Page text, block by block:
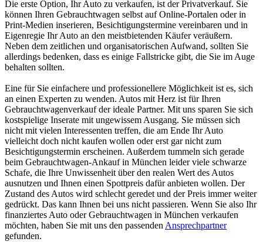
Die erste Option, Ihr Auto zu verkaufen, ist der Privatverkauf. Sie
können Ihren Gebrauchtwagen selbst auf Online-Portalen oder in
Print-Medien inserieren, Besichtigungstermine vereinbaren und in
Eigenregie Ihr Auto an den meistbietenden Käufer veräußern.
Neben dem zeitlichen und organisatorischen Aufwand, sollten Sie
allerdings bedenken, dass es einige Fallstricke gibt, die Sie im Auge
behalten sollten.
Eine für Sie einfachere und professionellere Möglichkeit ist es, sich
an einen Experten zu wenden. Autos mit Herz ist für Ihren
Gebrauchtwagenverkauf der ideale Partner. Mit uns sparen Sie sich
kostspielige Inserate mit ungewissem Ausgang. Sie müssen sich
nicht mit vielen Interessenten treffen, die am Ende Ihr Auto
vielleicht doch nicht kaufen wollen oder erst gar nicht zum
Besichtigungstermin erscheinen. Außerdem tummeln sich gerade
beim Gebrauchtwagen-Ankauf in München leider viele schwarze
Schafe, die Ihre Unwissenheit über den realen Wert des Autos
ausnutzen und Ihnen einen Spottpreis dafür anbieten wollen. Der
Zustand des Autos wird schlecht geredet und der Preis immer weiter
gedrückt. Das kann Ihnen bei uns nicht passieren. Wenn Sie also Ihr
finanziertes Auto oder Gebrauchtwagen in München verkaufen
möchten, haben Sie mit uns den passendenAnsprechpartner
gefunden.